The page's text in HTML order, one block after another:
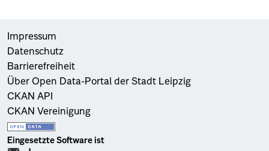
Impressum
Datenschutz
Barrierefreiheit
Über Open Data-Portal der Stadt Leipzig
CKAN API
CKAN Vereinigung
Eingesetzte Software ist